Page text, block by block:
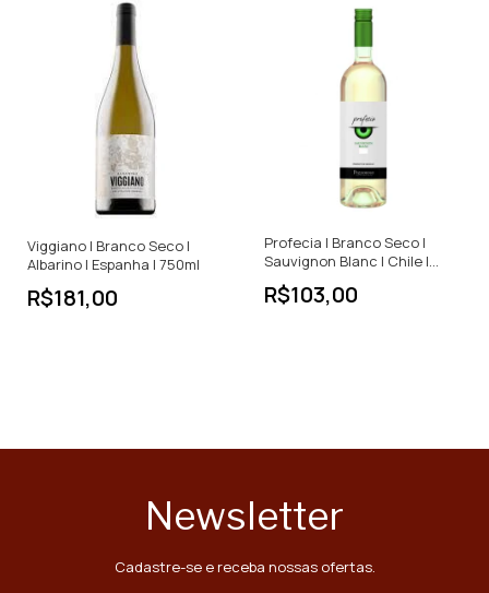
Viggiano | Branco Seco |
Albarino | Espanha | 750ml
R$181,00
Profecia | Branco Seco |
Sauvignon Blanc | Chile |
750ml
R$103,00
Newsletter
Cadastre-se e receba nossas ofertas.